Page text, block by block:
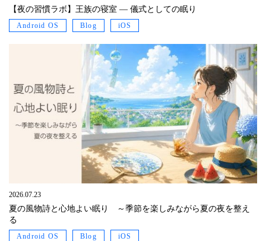
【夜の習慣ラボ】王族の寝室 ― 儀式としての眠り
Android OS Blog iOS
2026.07.23
夏の風物詩と心地よい眠り ～季節を楽しみながら夏の夜を整え
る
Android OS Blog iOS